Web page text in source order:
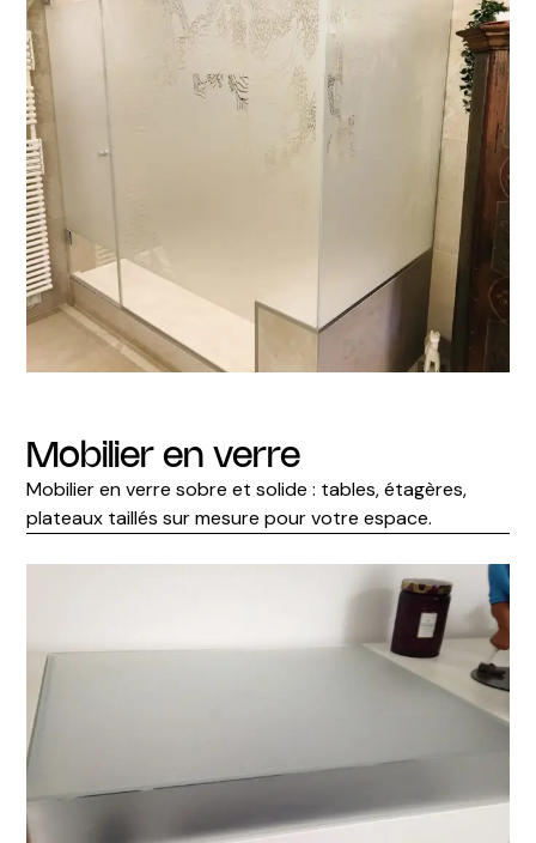
Mobilier en verre
Mobilier en verre sobre et solide : tables, étagères,
plateaux taillés sur mesure pour votre espace.